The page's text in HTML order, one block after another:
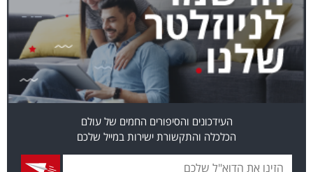
TOP-
5
המילון
40
העידכונים והסיפורים החמים של עולם
הכלכלה והתקשורת ישירות במייל שלכם